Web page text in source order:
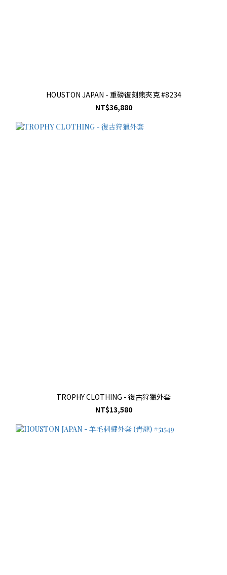
HOUSTON JAPAN - 重磅復刻熊夾克 #8234
NT$36,880
TROPHY CLOTHING - 復古狩獵外套
NT$13,580